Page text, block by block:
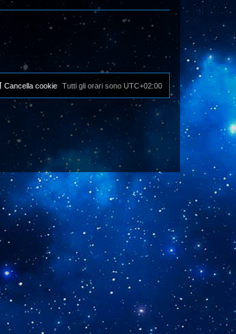
Tutti gli orari sono UTC+02:00
Cancella cookie